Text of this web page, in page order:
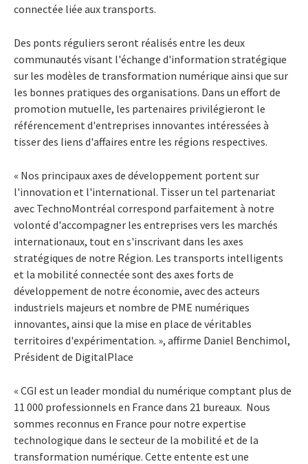
connectée liée aux transports.
Des ponts réguliers seront réalisés entre les deux
communautés visant l'échange d'information stratégique
sur les modèles de transformation numérique ainsi que sur
les bonnes pratiques des organisations. Dans un effort de
promotion mutuelle, les partenaires privilégieront le
référencement d'entreprises innovantes intéressées à
tisser des liens d'affaires entre les régions respectives.
« Nos principaux axes de développement portent sur
l'innovation et l'international. Tisser un tel partenariat
avec TechnoMontréal correspond parfaitement à notre
volonté d'accompagner les entreprises vers les marchés
internationaux, tout en s'inscrivant dans les axes
stratégiques de notre Région. Les transports intelligents
et la mobilité connectée sont des axes forts de
développement de notre économie, avec des acteurs
industriels majeurs et nombre de PME numériques
innovantes, ainsi que la mise en place de véritables
territoires d'expérimentation. », affirme Daniel Benchimol,
Président de DigitalPlace
« CGI est un leader mondial du numérique comptant plus de
11 000 professionnels en France dans 21 bureaux. Nous
sommes reconnus en France pour notre expertise
technologique dans le secteur de la mobilité et de la
transformation numérique. Cette entente est une